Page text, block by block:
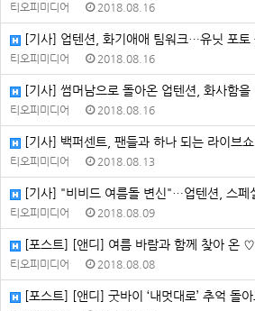
티오피미디어 2018.08.16
[기사] 업텐션, 화기애애 팀워크…유닛 포
티오피미디어 2018.08.16
[기사] 썸머남으로 돌아온 업텐션, 화사함
티오피미디어 2018.08.16
[기사] 백퍼센트, 팬들과 하나 되는 라이브
티오피미디어 2018.08.13
[기사] "비비드 여름돌 변신"…업텐션, 스페
티오피미디어 2018.08.09
[포스트] [앤디] 여름 바람과 함께 찾아 온
티오피미디어 2018.08.08
[포스트] [앤디] 굿바이 ‘내멋대로’ 추억 돌